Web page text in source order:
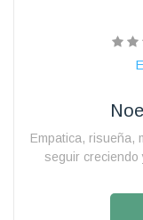
Empatica, risueña,
seguir creciendo